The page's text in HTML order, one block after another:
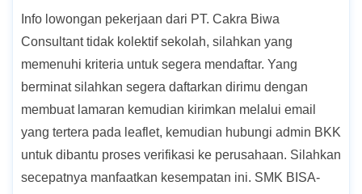
Info lowongan pekerjaan dari PT. Cakra Biwa
Consultant tidak kolektif sekolah, silahkan yang
memenuhi kriteria untuk segera mendaftar. Yang
berminat silahkan segera daftarkan dirimu dengan
membuat lamaran kemudian kirimkan melalui email
yang tertera pada leaflet, kemudian hubungi admin BKK
untuk dibantu proses verifikasi ke perusahaan. Silahkan
secepatnya manfaatkan kesempatan ini. SMK BISA-